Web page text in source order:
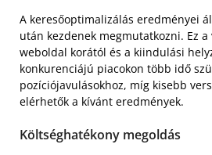
A keresőoptimalizálás eredményei
után kezdenek megmutatkozni. Ez
weboldal korától és a kiindulási
konkurenciájú piacokon több idő
pozíciójavulásokhoz, míg kisebb
elérhetők a kívánt eredmények.
Költséghatékony megoldás